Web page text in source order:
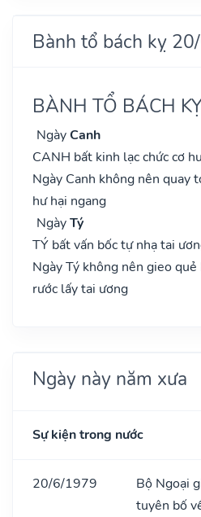
Bành tổ bách kỵ
BÀNH TỔ BÁCH
NgàyCanh
CANH bất kinh lạc chức cơ
Ngày Canh không nên quay
hư hại ngang
NgàyTý
TÝ bất vấn bốc tự nhạ tai
Ngày Tý không nên gieo
rước lấy tai ương
Ngày này năm xưa
Sự kiện trong nước
20/6/1979
Bộ Ngoại
tuyên bố